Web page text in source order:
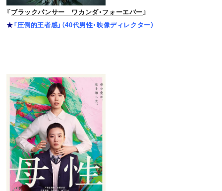
『ブラックパンサー ワカンダ・フォーエバー』
★「圧倒的王者感」（40代男性・映像ディレクター）